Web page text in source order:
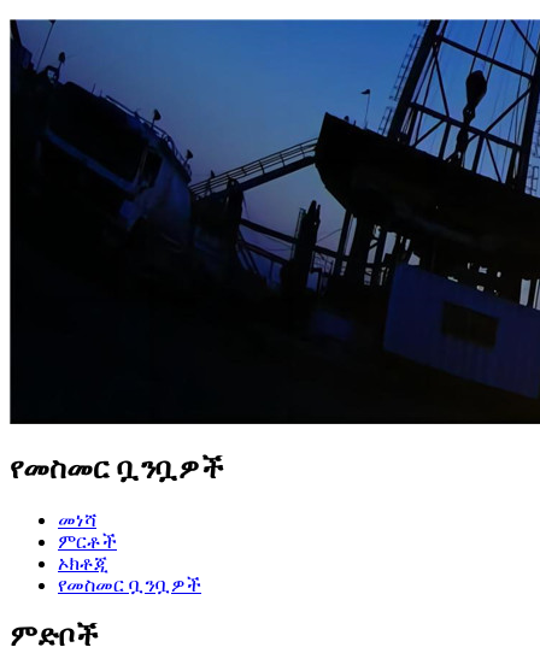
የመስመር ቧንቧዎች
መነሻ
ምርቶች
ኦክቶጂ
የመስመር ቧንቧዎች
ምድቦች